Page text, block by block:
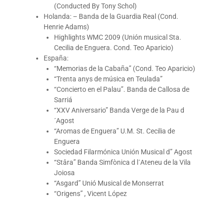
(Conducted By Tony Schol)
Holanda: – Banda de la Guardia Real (Cond.
Henrie Adams)
Highlights WMC 2009 (Unión musical Sta.
Cecilia de Enguera. Cond. Teo Aparicio)
España:
“Memorias de la Cabaña” (Cond. Teo Aparicio)
“Trenta anys de música en Teulada”
“Concierto en el Palau”. Banda de Callosa de
Sarriá
“XXV Aniversario” Banda Verge de la Pau d
´Agost
“Aromas de Enguera” U.M. St. Cecilia de
Enguera
Sociedad Filarmónica Unión Musical d” Agost
“Stâra” Banda Simfònica d l´Ateneu de la Vila
Joiosa
“Asgard” Unió Musical de Monserrat
“Origens” , Vicent López